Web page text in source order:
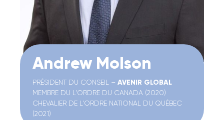
Andrew Molson
PRÉSIDENT DU CONSEIL – AVENIR GLOBAL
MEMBRE DU L'ORDRE DU CANADA (2020)
CHEVALIER DE L'ORDRE NATIONAL DU QUÉBEC
(2021)